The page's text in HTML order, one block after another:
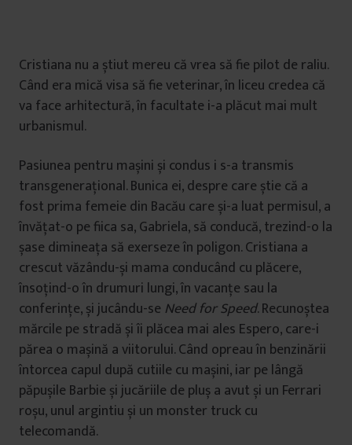
Cristiana nu a știut mereu că vrea să fie pilot de raliu.
Când era mică visa să fie veterinar, în liceu credea că
va face arhitectură, în facultate i-a plăcut mai mult
urbanismul.
Pasiunea pentru mașini și condus i s-a transmis
transgenerațional. Bunica ei, despre care știe că a
fost prima femeie din Bacău care și-a luat permisul, a
învățat-o pe fiica sa, Gabriela, să conducă, trezind-o la
șase dimineața să exerseze în poligon. Cristiana a
crescut văzându-și mama conducând cu plăcere,
însoțind-o în drumuri lungi, în vacanțe sau la
conferințe, și jucându-se Need for Speed. Recunoștea
mărcile pe stradă și îi plăcea mai ales Espero, care-i
părea o mașină a viitorului. Când opreau în benzinării
întorcea capul după cutiile cu mașini, iar pe lângă
păpușile Barbie și jucăriile de pluș a avut și un Ferrari
roșu, unul argintiu și un monster truck cu
telecomandă.